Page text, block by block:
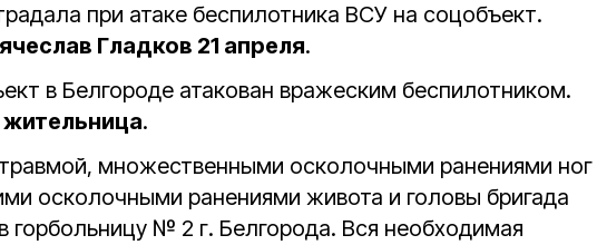
при атаке беспилотника ВСУ на соцобъект.
Гладков 21 апреля.
в Белгороде атакован вражеским беспилотником.
.
множественными осколочными ранениями ног
осколочными ранениями живота и головы бригада
горбольницу № 2 г. Белгорода. Вся необходимая